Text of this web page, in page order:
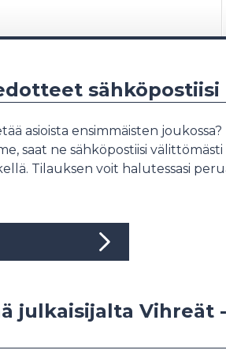
sähköpostiisi
asioista ensimmäisten
saat ne sähköpostiisi välittömästi
Tilauksen voit halutessasi
julkaisijalta Vihreät